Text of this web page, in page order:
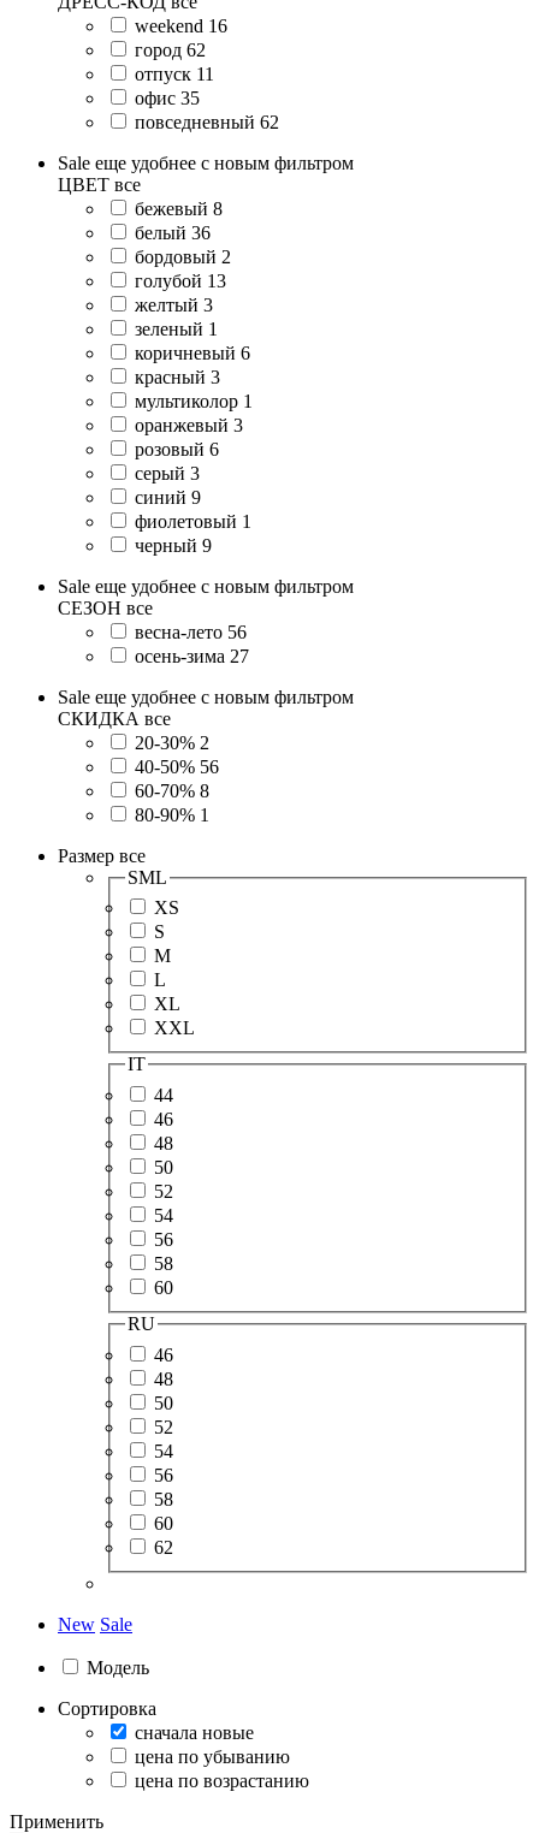
weekend 16
город 62
отпуск 11
офис 35
повседневный 62
Sale еще удобнее с новым фильтром
ЦВЕТ все
бежевый 8
белый 36
бордовый 2
голубой 13
желтый 3
зеленый 1
коричневый 6
красный 3
мультиколор 1
оранжевый 3
розовый 6
серый 3
синий 9
фиолетовый 1
черный 9
Sale еще удобнее с новым фильтром
СЕЗОН все
весна-лето 56
осень-зима 27
Sale еще удобнее с новым фильтром
СКИДКА все
20-30% 2
40-50% 56
60-70% 8
80-90% 1
Размер все
SML
XS
S
M
L
XL
XXL
IT
44
46
48
50
52
54
56
58
60
RU
46
48
50
52
54
56
58
60
62
New Sale
Модель
Сортировка
сначала новые
цена по убыванию
цена по возрастанию
Применить